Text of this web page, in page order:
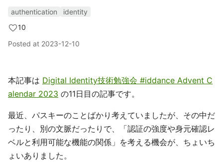
authentication
identity
10
Posted at 2023-12-10
本記事は Digital Identity技術勉強会 #iddance Advent C
alendar 2023 の11日目の記事です。
最近、パスキーのことばかり考えていましたが、その中だ
ったり、別の文脈だったりで、「認証の強度や身元確認レ
ベルと利用可能な機能の関係」を考える機会が、ちょいち
ょいありました。